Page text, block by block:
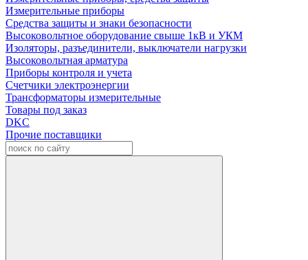
Измерительные приборы
Средства защиты и знаки безопасности
Высоковольтное оборудование свыше 1кВ и УКМ
Изоляторы, разъединители, выключатели нагрузки
Высоковольтная арматура
Приборы контроля и учета
Счетчики электроэнергии
Трансформаторы измерительные
Товары под заказ
DKC
Прочие поставщики